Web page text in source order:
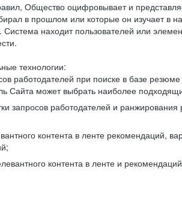
Общество оцифровывает и
в прошлом или которые он изучает
находит пользователей или
технологии:
работодателей при поиске в базе
Сайта может выбрать наиболее
запросов работодателей и
контента в ленте рекомендаций,
контента в ленте и